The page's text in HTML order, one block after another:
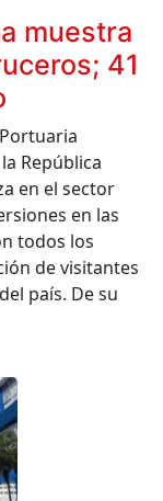
muestra
41
República
en el sector
en las
todos los
de visitantes
país. De su